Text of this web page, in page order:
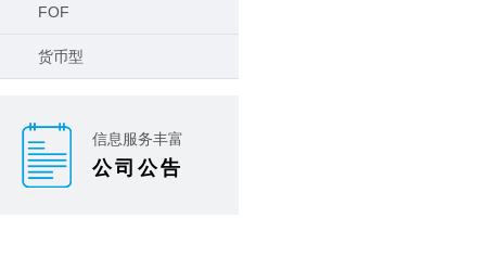
FOF
货币型
信息服务丰富
公司公告